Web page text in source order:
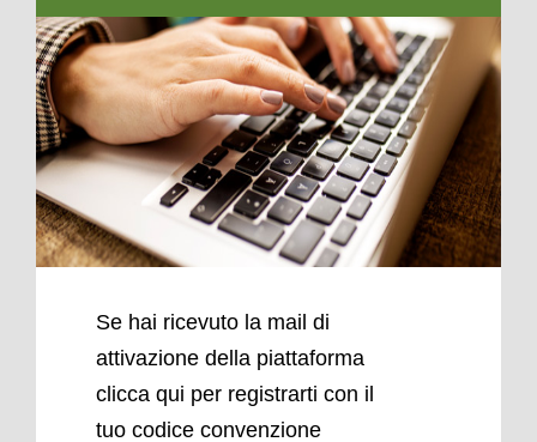
Se hai ricevuto la mail di
attivazione della piattaforma
clicca qui per registrarti con il
tuo codice convenzione